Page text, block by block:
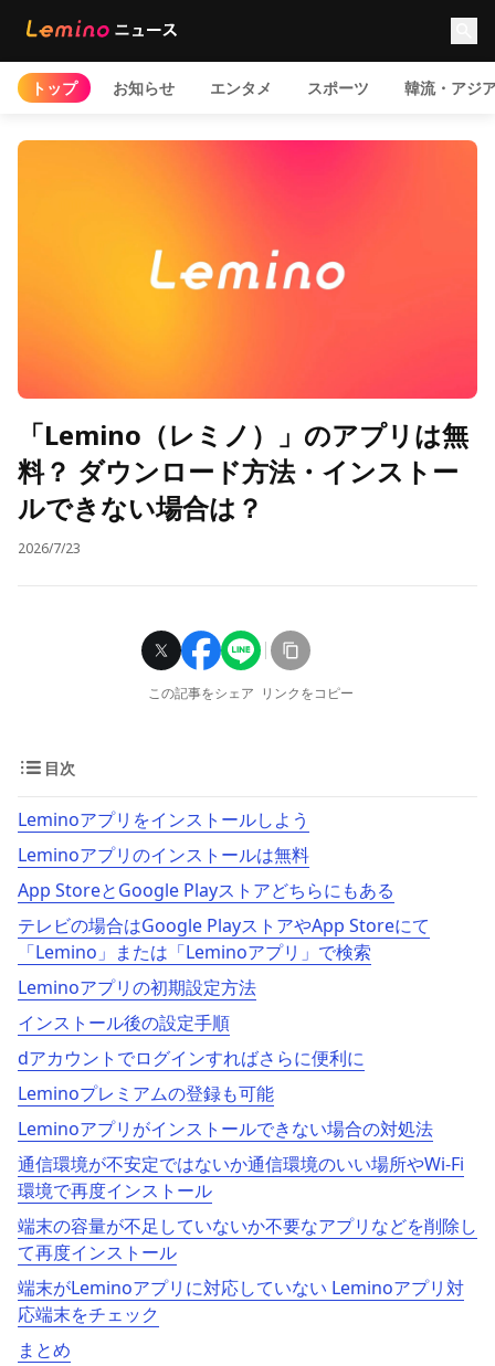
トップ お知らせ エンタメ スポーツ 韓流・アジ
「Lemino（レミノ）」のアプリは無
料？ ダウンロード方法・インストー
ルできない場合は？
2026/7/23
この記事をシェア リンクをコピー
目次
Leminoアプリをインストールしよう
Leminoアプリのインストールは無料
App StoreとGoogle Playストアどちらにもある
テレビの場合はGoogle PlayストアやApp Storeにて
「Lemino」または「Leminoアプリ」で検索
Leminoアプリの初期設定方法
インストール後の設定手順
dアカウントでログインすればさらに便利に
Leminoプレミアムの登録も可能
Leminoアプリがインストールできない場合の対処法
通信環境が不安定ではないか通信環境のいい場所やWi-Fi
環境で再度インストール
端末の容量が不足していないか不要なアプリなどを削除し
て再度インストール
端末がLeminoアプリに対応していない Leminoアプリ対
応端末をチェック
まとめ